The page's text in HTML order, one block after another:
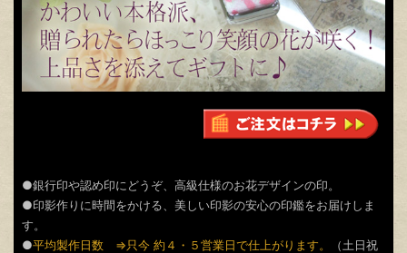
●銀行印や認め印にどうぞ、高級仕様のお花デザインの印。
●印影作りに時間をかける、美しい印影の安心の印鑑をお届けしま
す。
●平均製作日数 ⇒只今 約４・５営業日で仕上がります。
（土日祝